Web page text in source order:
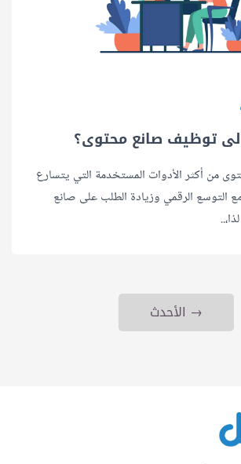
إلى توظيف صانع محتوى؟
من أكثر الأدوات المستخدمة التي يتسارع
التوسع الرقمي وزيادة الطلب على صانع
→ الأحدث